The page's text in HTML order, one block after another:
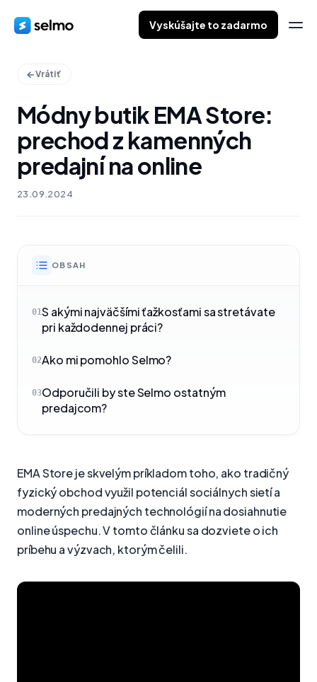
Vyskúšajte to zadarmo
Vrátiť
Módny butik EMA Store:
prechod z kamenných
predajní na online
23.09.2024
OBSAH
01S akými najväčšími ťažkosťami sa stretávate
pri každodennej práci?
02Ako mi pomohlo Selmo?
03Odporučili by ste Selmo ostatným
predajcom?
EMA Store je skvelým príkladom toho, ako tradičný
fyzický obchod využil potenciál sociálnych sietí a
moderných predajných technológií na dosiahnutie
online úspechu. V tomto článku sa dozviete o ich
príbehu a výzvach, ktorým čelili.